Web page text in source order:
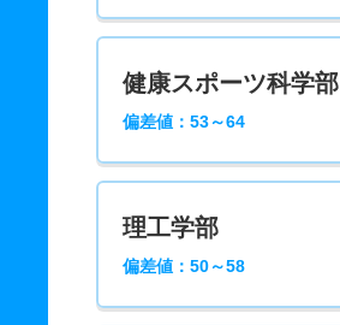
健康スポーツ科学部
偏差値：53～64
理工学部
偏差値：50～58